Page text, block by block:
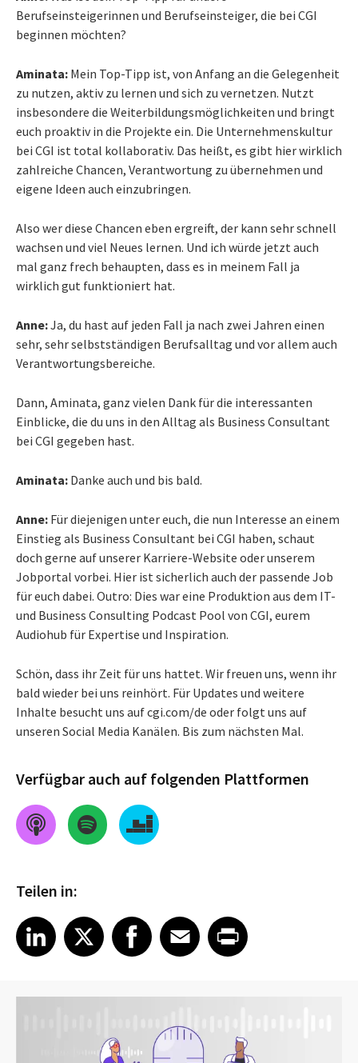
Berufseinsteigerinnen und Berufseinsteiger, die bei CGI
beginnen möchten?
Aminata: Mein Top-Tipp ist, von Anfang an die Gelegenheit
zu nutzen, aktiv zu lernen und sich zu vernetzen. Nutzt
insbesondere die Weiterbildungsmöglichkeiten und bringt
euch proaktiv in die Projekte ein. Die Unternehmenskultur
bei CGI ist total kollaborativ. Das heißt, es gibt hier wirklich
zahlreiche Chancen, Verantwortung zu übernehmen und
eigene Ideen auch einzubringen.
Also wer diese Chancen eben ergreift, der kann sehr schnell
wachsen und viel Neues lernen. Und ich würde jetzt auch
mal ganz frech behaupten, dass es in meinem Fall ja
wirklich gut funktioniert hat.
Anne:Ja, du hast auf jeden Fall ja nach zwei Jahren einen
sehr, sehr selbstständigen Berufsalltag und vor allem auch
Verantwortungsbereiche.
Dann, Aminata, ganz vielen Dank für die interessanten
Einblicke, die du uns in den Alltag als Business Consultant
bei CGI gegeben hast.
Aminata: Danke auch und bis bald.
Anne: Für diejenigen unter euch, die nun Interesse an einem
Einstieg als Business Consultant bei CGI haben, schaut
doch gerne auf unserer Karriere-Website oder unserem
Jobportal vorbei. Hier ist sicherlich auch der passende Job
für euch dabei. Outro: Dies war eine Produktion aus dem IT-
und Business Consulting Podcast Pool von CGI, eurem
Audiohub für Expertise und Inspiration.
Schön, dass ihr Zeit für uns hattet. Wir freuen uns, wenn ihr
bald wieder bei uns reinhört. Für Updates und weitere
Inhalte besucht uns auf cgi.com/de oder folgt uns auf
unseren Social Media Kanälen. Bis zum nächsten Mal.
Verfügbar auch auf folgenden Plattformen
Teilen in:
Share on LinkedIn
LinkedIn
Share on X Share on FacebookFacebook
Share on EmailEmailShare on Print